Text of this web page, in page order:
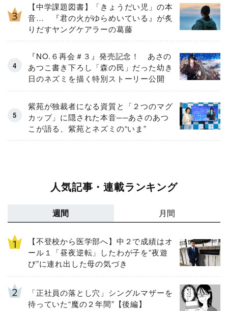
【中学課題図書】「きょうだい児」の本
音… 『君の火がゆらめいている』が炙
りだすヤングケアラーの葛藤
『NO.６再会＃３』発売記念！ あさの
あつこ書き下ろし「森の民」だった幼き
日のネズミを描く特別ストーリー公開
紫苑が独裁者になる資質と「２つのマグ
カップ」に隠された本音──あさのあつ
こが語る、紫苑とネズミの“いま”
人気記事・連載ランキング
週間 月間
【不登校から医学部へ】中２で成績はオ
ール１「昼夜逆転」したわが子を”夜遊
び”に連れ出した母の気づき
「正社員の落とし穴」シングルマザーを
待っていた“魔の２年間”【後編】